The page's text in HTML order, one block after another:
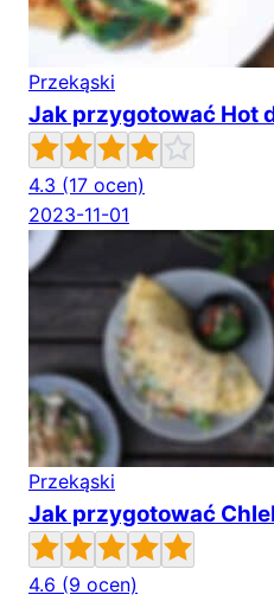
Przekąski
Jak przygotować Hot
4.3 (17 ocen)
2023-11-01
Przekąski
Jak przygotować
4.6 (9 ocen)